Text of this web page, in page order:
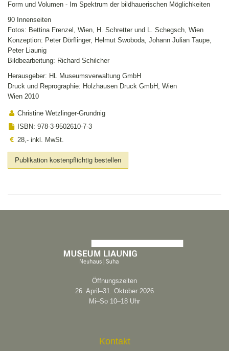
Form und Volumen - Im Spektrum der bildhauerischen Möglichkeiten
90 Innenseiten
Fotos: Bettina Frenzel, Wien, H. Schretter und L. Schegsch, Wien
Konzeption: Peter Dörflinger, Helmut Swoboda, Johann Julian Taupe,
Peter Liaunig
Bildbearbeitung: Richard Schilcher
Herausgeber: HL Museumsverwaltung GmbH
Druck und Reprographie: Holzhausen Druck GmbH, Wien
Wien 2010
Christine Wetzlinger-Grundnig
ISBN: 978-3-9502610-7-3
28,- inkl. MwSt.
Publikation kostenpflichtig bestellen
Öffnungszeiten
26. April–31. Oktober 2026
Mi–So 10–18 Uhr
Kontakt